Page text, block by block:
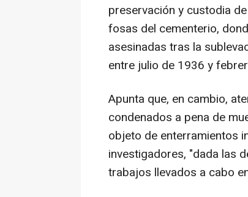
preservación y custodia
fosas del cementerio,
asesinadas tras la
entre julio de 1936 y
Apunta que, en cambio,
condenados a pena de
objeto de enterramientos
investigadores, "dada las
trabajos llevados a cabo